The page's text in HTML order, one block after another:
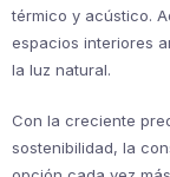
térmico y acústico.
espacios interiores
la luz natural.
Con la creciente
sostenibilidad, la